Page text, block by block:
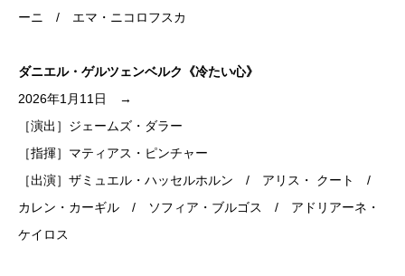
ーニ / エマ・ニコロフスカ
ダニエル・ゲルツェンベルク《冷たい心》
2026年1月11日 →
［演出］ジェームズ・ダラー
［指揮］マティアス・ピンチャー
［出演］ザミュエル・ハッセルホルン / アリス・ クート /
カレン・カーギル / ソフィア・ブルゴス / アドリアーネ・
ケイロス